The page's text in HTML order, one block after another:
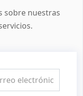
sobre nuestras